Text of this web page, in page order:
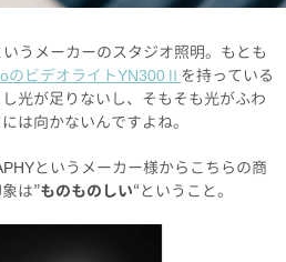
うメーカーのスタジオ照明。もとも
のビデオライトYN300Ⅱ を持っている
光が足りないし、そもそも光がふわ
は向かないんですよね。
というメーカー様からこちらの商
は”ものものしい“ということ。